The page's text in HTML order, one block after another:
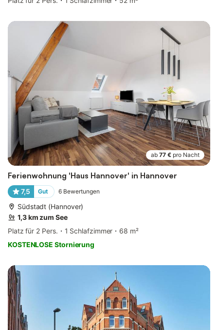
ab 77 € pro Nacht
Ferienwohnung 'Haus Hannover' in Hannover
7,5 Gut 6 Bewertungen
Südstadt (Hannover)
1,3 km zum See
Platz für 2 Pers.
1 Schlafzimmer
68 m²
KOSTENLOSE Stornierung